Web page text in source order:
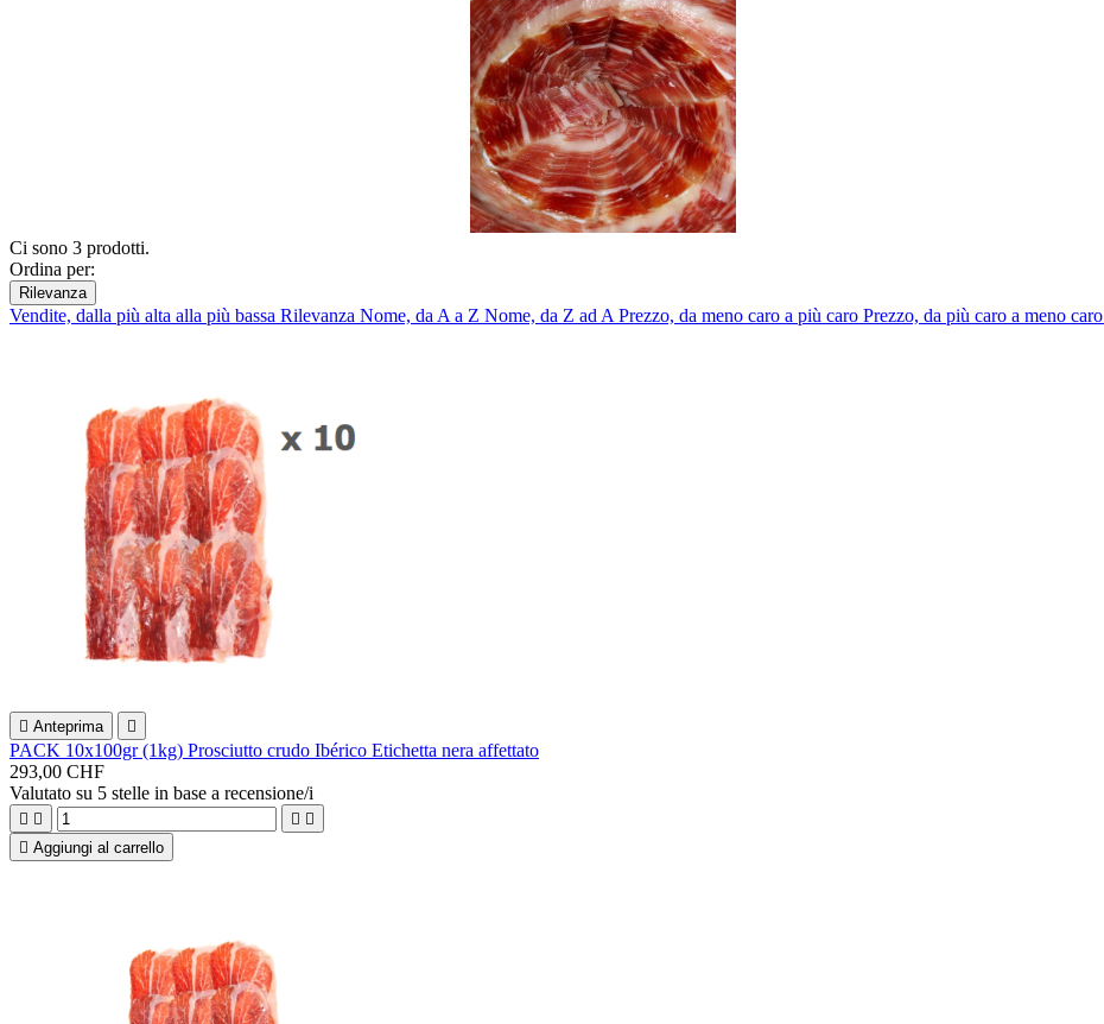
Ci sono 3 prodotti.
Ordina per:
Rilevanza
Vendite, dalla più alta alla più bassa Rilevanza Nome, da A a Z Nome, da Z ad A Prezzo, da meno caro a più caro Prezzo, da più caro a meno caro
 Anteprima 
PACK 10x100gr (1kg) Prosciutto crudo Ibérico Etichetta nera affettato
293,00 CHF
Valutato su 5 stelle in base a recensione/i
   
 Aggiungi al carrello